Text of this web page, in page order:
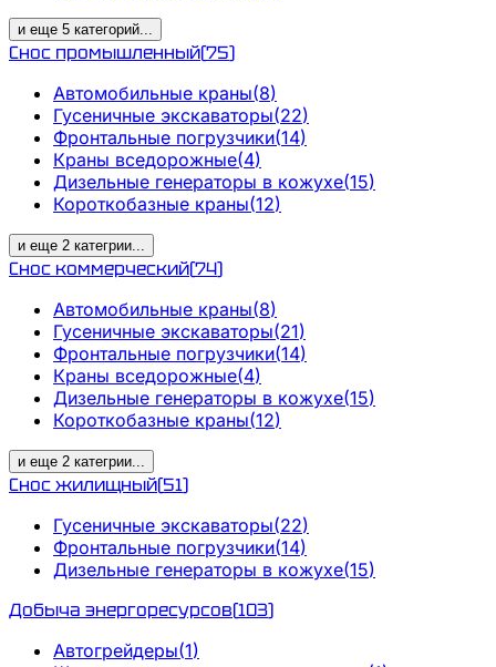
и еще 5 категорий...
Снос промышленный(75)
Автомобильные краны(8)
Гусеничные экскаваторы(22)
Фронтальные погрузчики(14)
Краны вседорожные(4)
Дизельные генераторы в кожухе(15)
Короткобазные краны(12)
и еще 2 категрии...
Снос коммерческий(74)
Автомобильные краны(8)
Гусеничные экскаваторы(21)
Фронтальные погрузчики(14)
Краны вседорожные(4)
Дизельные генераторы в кожухе(15)
Короткобазные краны(12)
и еще 2 категрии...
Снос жилищный(51)
Гусеничные экскаваторы(22)
Фронтальные погрузчики(14)
Дизельные генераторы в кожухе(15)
Добыча энергоресурсов(103)
Автогрейдеры(1)